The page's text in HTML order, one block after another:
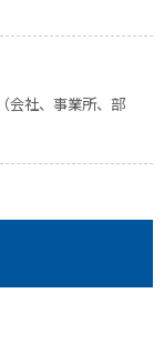
会社、事業所、部